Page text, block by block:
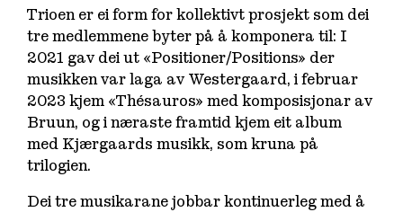
Trioen er ei form for kollektivt prosjekt som dei
tre medlemmene byter på å komponera til: I
2021 gav dei ut «Positioner/Positions» der
musikken var laga av Westergaard, i februar
2023 kjem «Thésauros» med komposisjonar av
Bruun, og i næraste framtid kjem eit album
med Kjærgaards musikk, som kruna på
trilogien.
Dei tre musikarane jobbar kontinuerleg med å